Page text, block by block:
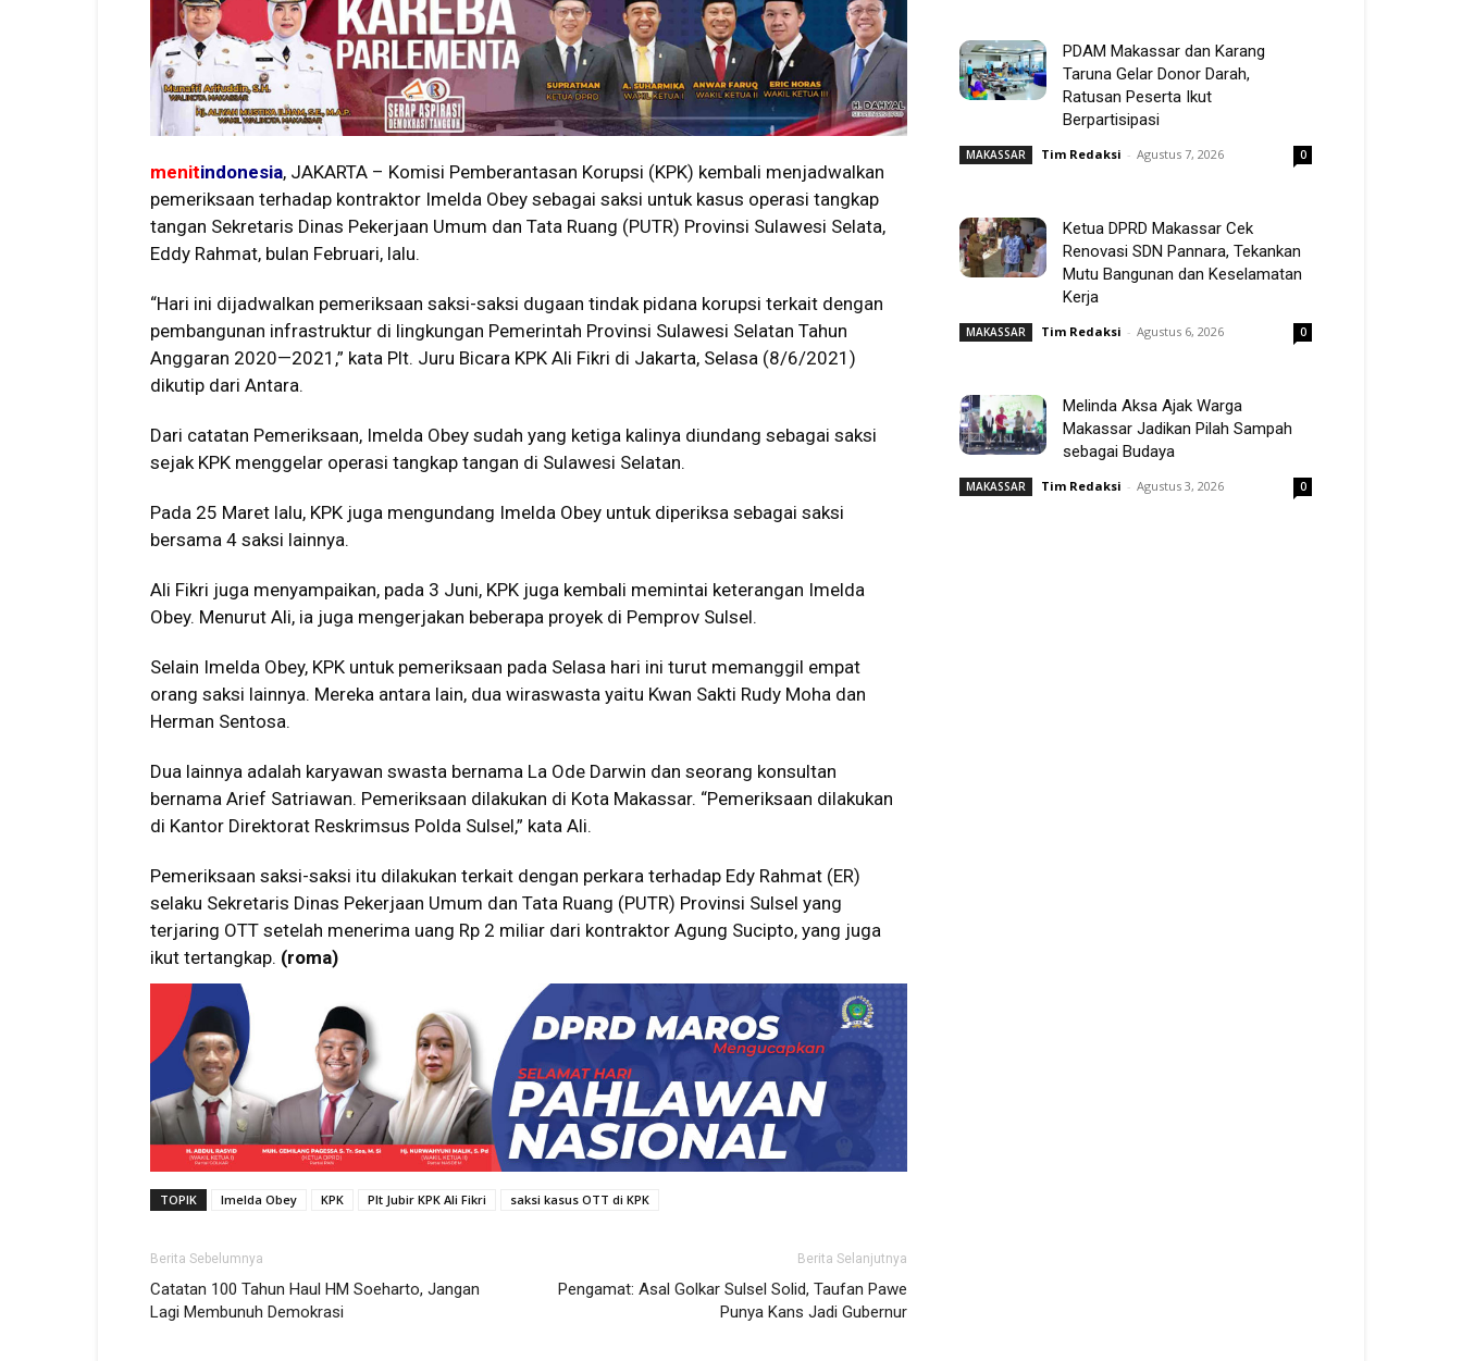
menitindonesia, JAKARTA – Komisi Pemberantasan Korupsi (KPK) kembali menjadwalkan
pemeriksaan terhadap kontraktor Imelda Obey sebagai saksi untuk kasus operasi tangkap
tangan Sekretaris Dinas Pekerjaan Umum dan Tata Ruang (PUTR) Provinsi Sulawesi Selata,
Eddy Rahmat, bulan Februari, lalu.
“Hari ini dijadwalkan pemeriksaan saksi-saksi dugaan tindak pidana korupsi terkait dengan
pembangunan infrastruktur di lingkungan Pemerintah Provinsi Sulawesi Selatan Tahun
Anggaran 2020—2021,” kata Plt. Juru Bicara KPK Ali Fikri di Jakarta, Selasa (8/6/2021)
dikutip dari Antara.
Dari catatan Pemeriksaan, Imelda Obey sudah yang ketiga kalinya diundang sebagai saksi
sejak KPK menggelar operasi tangkap tangan di Sulawesi Selatan.
Pada 25 Maret lalu, KPK juga mengundang Imelda Obey untuk diperiksa sebagai saksi
bersama 4 saksi lainnya.
Ali Fikri juga menyampaikan, pada 3 Juni, KPK juga kembali memintai keterangan Imelda
Obey. Menurut Ali, ia juga mengerjakan beberapa proyek di Pemprov Sulsel.
Selain Imelda Obey, KPK untuk pemeriksaan pada Selasa hari ini turut memanggil empat
orang saksi lainnya. Mereka antara lain, dua wiraswasta yaitu Kwan Sakti Rudy Moha dan
Herman Sentosa.
Dua lainnya adalah karyawan swasta bernama La Ode Darwin dan seorang konsultan
bernama Arief Satriawan. Pemeriksaan dilakukan di Kota Makassar. “Pemeriksaan dilakukan
di Kantor Direktorat Reskrimsus Polda Sulsel,” kata Ali.
Pemeriksaan saksi-saksi itu dilakukan terkait dengan perkara terhadap Edy Rahmat (ER)
selaku Sekretaris Dinas Pekerjaan Umum dan Tata Ruang (PUTR) Provinsi Sulsel yang
terjaring OTT setelah menerima uang Rp 2 miliar dari kontraktor Agung Sucipto, yang juga
ikut tertangkap. (roma)
TOPIK Imelda Obey KPK Plt Jubir KPK Ali Fikri saksi kasus OTT di KPK
Berita Sebelumnya
Catatan 100 Tahun Haul HM Soeharto, Jangan
Lagi Membunuh Demokrasi
Berita Selanjutnya
Pengamat: Asal Golkar Sulsel Solid, Taufan Pawe
Punya Kans Jadi Gubernur
PDAM Makassar dan Karang
Taruna Gelar Donor Darah,
Ratusan Peserta Ikut
Berpartisipasi
MAKASSAR Tim Redaksi - Agustus 7, 2026 0
Ketua DPRD Makassar Cek
Renovasi SDN Pannara, Tekankan
Mutu Bangunan dan Keselamatan
Kerja
MAKASSAR Tim Redaksi - Agustus 6, 2026 0
Melinda Aksa Ajak Warga
Makassar Jadikan Pilah Sampah
sebagai Budaya
MAKASSAR Tim Redaksi - Agustus 3, 2026 0